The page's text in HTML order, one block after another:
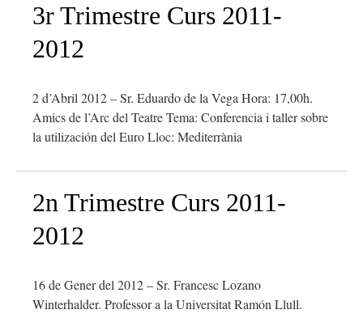
3r Trimestre Curs 2011-
2012
2 d’Abril 2012 – Sr. Eduardo de la Vega Hora: 17,00h.
Amics de l’Arc del Teatre Tema: Conferencia i taller sobre
la utilización del Euro Lloc: Mediterrània
2n Trimestre Curs 2011-
2012
16 de Gener del 2012 – Sr. Francesc Lozano
Winterhalder. Professor a la Universitat Ramón Llull.